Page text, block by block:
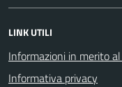
LINK UTILI
Informazioni in merito
Informativa privacy